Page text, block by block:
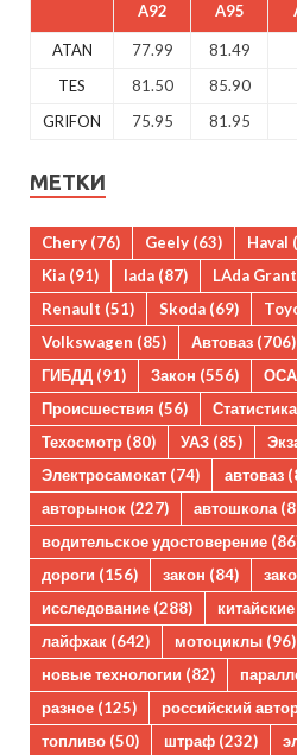
A92 A95
ATAN 77.99 81.49
TES
81.50 85.90
GRIFON
75.95 81.95
МЕТКИ
Chery (76) Geely (63) Haval
Kia (91) lada (87) LAda
Renault (51) Skoda (69)
Volkswagen (85) Автоваз (706)
ГИБДД (91) Закон (556)
Происшествия (56)
Техосмотр (80) УАЗ (85)
Электросамокат (74) автоваз
авторынок (227) автошкола
водительское удостоверение
дороги (156) закон (84)
исследование (288)
лайфхак (642) мотоциклы (96)
новые технологии (82)
разное (125) российский
топливо (50) штраф (232)